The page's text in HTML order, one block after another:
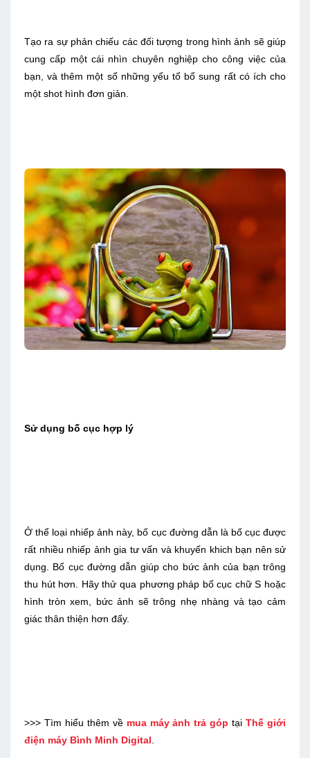
Tạo ra sự phản chiếu các đối tượng trong hình ảnh sẽ giúp
cung cấp một cái nhìn chuyên nghiệp cho công việc của
bạn, và thêm một số những yếu tố bổ sung rất có ích cho
một shot hình đơn giản.
Sử dụng bố cục hợp lý
Ở thể loại nhiếp ảnh này, bố cục đường dẫn là bố cục được
rất nhiều nhiếp ảnh gia tư vấn và khuyến khich bạn nên sử
dụng. Bố cục đường dẫn giúp cho bức ảnh của bạn trông
thu hút hơn. Hãy thử qua phương pháp bố cục chữ S hoặc
hình tròn xem, bức ảnh sẽ trông nhẹ nhàng và tạo cảm
giác thân thiện hơn đấy.
>>> Tìm hiểu thêm về mua máy ảnh trả góp tạiThế giới
điện máy Bình Minh Digital